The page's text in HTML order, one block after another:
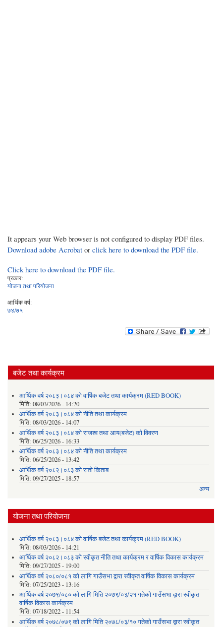
It appears your Web browser is not configured to display PDF files.
Download adobe Acrobat or click here to download the PDF file.
Click here to download the PDF file.
प्रकार:
योजना तथा परियोजना
आर्थिक वर्ष:
७४/७५
बजेट तथा कार्यक्रम
आर्थिक वर्ष २०८३।०८४ को वार्षिक बजेट तथा कार्यक्रम (RED BOOK)
मिति: 08/03/2026 - 14:20
आर्थिक वर्ष २०८३।०८४ को नीति तथा कार्यक्रम
मिति: 08/03/2026 - 14:07
आर्थिक वर्ष २०८३।०८४ को राजश्व तथा आय(बजेट) को विवरण
मिति: 06/25/2026 - 16:33
आर्थिक वर्ष २०८३।०८४ को नीति तथा कार्यक्रम
मिति: 06/25/2026 - 13:42
आर्थिक वर्ष २०८२।०८३ को रातो किताब
मिति: 09/27/2025 - 18:57
अन्य
योजना तथा परियोजना
आर्थिक वर्ष २०८३।०८४ को वार्षिक बजेट तथा कार्यक्रम (RED BOOK)
मिति: 08/03/2026 - 14:21
आर्थिक वर्ष २०८२।०८३ को स्वीकृत नीति तथा कार्यक्रम र वार्षिक विकास कार्यक्रम
मिति: 09/27/2025 - 19:00
आर्थिक वर्ष २०८०/०८१ को लागि गाउँसभा द्वारा स्वीकृत वार्षिक विकास कार्यक्रम
मिति: 07/25/2023 - 13:16
आर्थिक वर्ष २०७९/०८० को लागि मिति २०७९/०३/२१ गतेको गाउँसभा द्वारा स्वीकृत
वार्षिक विकास कार्यक्रम
मिति: 07/18/2022 - 11:54
आर्थिक वर्ष २०७८/०७९ को लागि मिति २०७८/०३/१० गतेको गाउँसभा द्वारा स्वीकृत